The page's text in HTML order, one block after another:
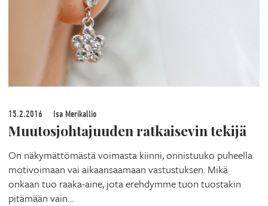
15.2.2016 Isa Merikallio
Muutosjohtajuuden ratkaisevin tekijä
On näkymättömästä voimasta kiinni, onnistuuko puheella
motivoimaan vai aikaansaamaan vastustuksen. Mikä
onkaan tuo raaka-aine, jota erehdymme tuon tuostakin
pitämään vain…